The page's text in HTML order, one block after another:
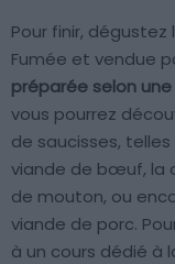
Pour finir,
Fumée et vendue
préparée selon
vous pourrez
de saucisses,
viande de bœuf, la
de mouton, ou
viande de porc.
à un cours dédié à